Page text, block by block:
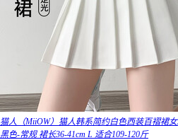
猫人（MiiOW）猫人韩系简约白色西装百褶裙
黑色-常规 裙长36-41cm L 适合109-120斤